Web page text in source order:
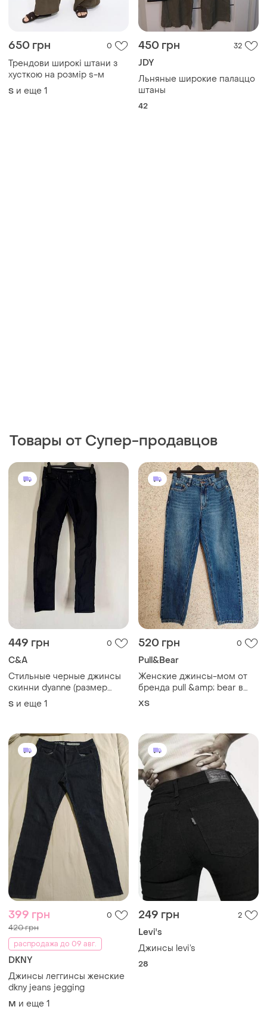
650 грн 0
Трендови широкі штани з
хусткою на розмір s-м
S и еще 1
450 грн 32
JDY
Льняные широкие палаццо
штаны
42
Товары от Супер-продавцов
449 грн 0
C&A
Стильные черные джинсы
скинни dyanne (размер
29/34)
S и еще 1
520 грн 0
Pull&Bear
Женские джинсы-мом от
бренда pull &amp; bear в
классическом синем цвете
XS
399 грн 0
420 грн
распродажа до 09 авг.
DKNY
Джинсы леггинсы женские
dkny jeans jegging
M и еще 1
249 грн 2
Levi's
Джинсы levi’s
28